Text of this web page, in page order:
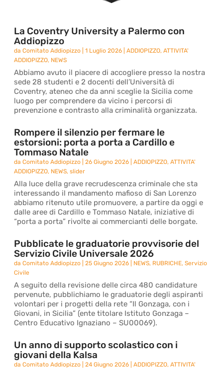
La Coventry University a Palermo con
Addiopizzo
daComitato Addiopizzo |1 Luglio 2026 |ADDIOPIZZO,ATTIVITA'
ADDIOPIZZO, NEWS
Abbiamo avuto il piacere di accogliere presso la nostra
sede 28 studenti e 2 docenti dell’Università di
Coventry, ateneo che da anni sceglie la Sicilia come
luogo per comprendere da vicino i percorsi di
prevenzione e contrasto alla criminalità organizzata.
Rompere il silenzio per fermare le
estorsioni: porta a porta a Cardillo e
Tommaso Natale
daComitato Addiopizzo |26 Giugno 2026 |ADDIOPIZZO,ATTIVITA'
ADDIOPIZZO, NEWS,slider
Alla luce della grave recrudescenza criminale che sta
interessando il mandamento mafioso di San Lorenzo
abbiamo ritenuto utile promuovere, a partire da oggi e
dalle aree di Cardillo e Tommaso Natale, iniziative di
“porta a porta” rivolte ai commercianti delle borgate.
Pubblicate le graduatorie provvisorie del
Servizio Civile Universale 2026
daComitato Addiopizzo |25 Giugno 2026 NEWS, RUBRICHE,Servizio
Civile
A seguito della revisione delle circa 480 candidature
pervenute, pubblichiamo le graduatorie degli aspiranti
volontari per i progetti della rete “Il Gonzaga, con i
Giovani, in Sicilia” (ente titolare Istituto Gonzaga –
Centro Educativo Ignaziano – SU00069).
Un anno di supporto scolastico con i
giovani della Kalsa
daComitato Addiopizzo |24 Giugno 2026 |ADDIOPIZZO,ATTIVITA'